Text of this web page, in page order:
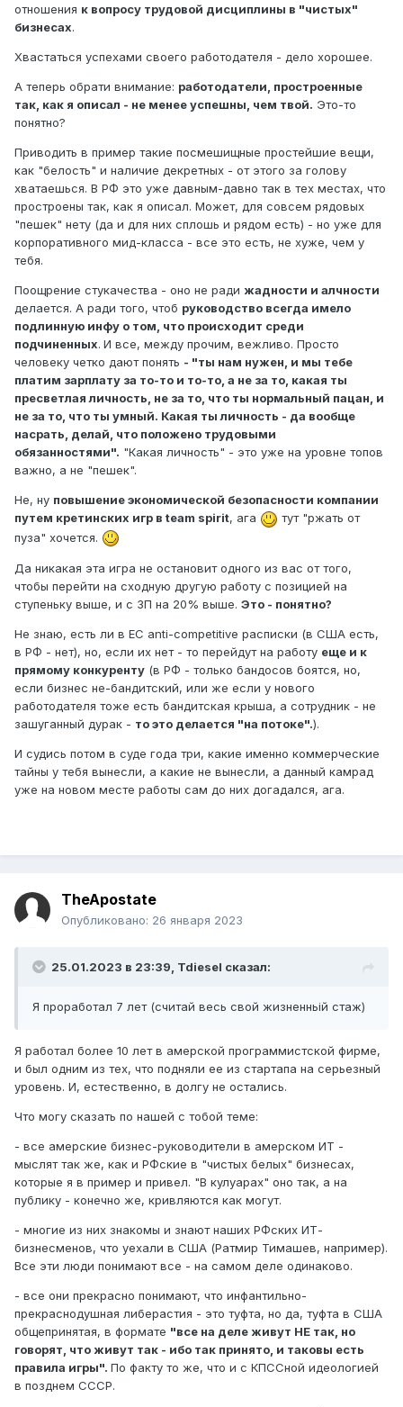
отношения к вопросу трудовой дисциплины в "чистых"
бизнесах.
Хвастаться успехами своего работодателя - дело хорошее.
А теперь обрати внимание: работодатели, простроенные
так, как я описал - не менее успешны, чем твой. Это-то
понятно?
Приводить в пример такие посмешищные простейшие вещи,
как "белость" и наличие декретных - от этого за голову
хватаешься. В РФ это уже давным-давно так в тех местах, что
простроены так, как я описал. Может, для совсем рядовых
"пешек" нету (да и для них сплошь и рядом есть) - но уже для
корпоративного мид-класса - все это есть, не хуже, чем у
тебя.
Поощрение стукачества - оно не ради жадности и алчности
делается. А ради того, чтоб руководство всегда имело
подлинную инфу о том, что происходит среди
подчиненных. И все, между прочим, вежливо. Просто
человеку четко дают понять - "ты нам нужен, и мы тебе
платим зарплату за то-то и то-то, а не за то, какая ты
пресветлая личность, не за то, что ты нормальный пацан, и
не за то, что ты умный. Какая ты личность - да вообще
насрать, делай, что положено трудовыми
обязанностями". "Какая личность" - это уже на уровне топов
важно, а не "пешек".
Не, ну повышение экономической безопасности компании
путем кретинских игр в team spirit, ага
тут "ржать от
пуза" хочется.
Да никакая эта игра не остановит одного из вас от того,
чтобы перейти на сходную другую работу с позицией на
ступеньку выше, и с ЗП на 20% выше. Это - понятно?
Не знаю, есть ли в ЕС anti-competitive расписки (в США есть,
в РФ - нет), но, если их нет - то перейдут на работу еще и к
прямому конкуренту (в РФ - только бандосов боятся, но,
если бизнес не-бандитский, или же если у нового
работодателя тоже есть бандитская крыша, а сотрудник - не
зашуганный дурак - то это делается "на потоке".).
И судись потом в суде года три, какие именно коммерческие
тайны у тебя вынесли, а какие не вынесли, а данный камрад
уже на новом месте работы сам до них догадался, ага.
TheApostate
Опубликовано: 26 января 2023
25.01.2023 в 23:39, Tdiesel сказал:
Я проработал 7 лет (считай весь свой жизненньій стаж)
Я работал более 10 лет в амерской программистской фирме,
и был одним из тех, что подняли ее из стартапа на серьезный
уровень. И, естественно, в долгу не остались.
Что могу сказать по нашей с тобой теме:
- все амерские бизнес-руководители в амерском ИТ -
мыслят так же, как и РФские в "чистых белых" бизнесах,
которые я в пример и привел. "В кулуарах" оно так, а на
публику - конечно же, кривляются как могут.
- многие из них знакомы и знают наших РФских ИТ-
бизнесменов, что уехали в США (Ратмир Тимашев, например).
Все эти люди понимают все - на самом деле одинаково.
- все они прекрасно понимают, что инфантильно-
прекраснодушная либерастия - это туфта, но да, туфта в США
общепринятая, в формате "все на деле живут НЕ так, но
говорят, что живут так - ибо так принято, и таковы есть
правила игры". По факту то же, что и с КПССной идеологией
в позднем СССР.